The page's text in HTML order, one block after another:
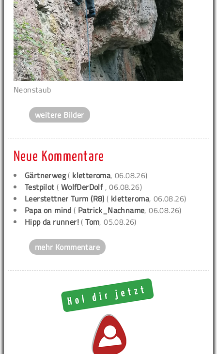
Neonstaub
weitere Bilder
Neue Kommentare
Gärtnerweg( kletteroma, 06.08.26)
Testpilot ( WolfDerDolf , 06.08.26)
Leerstettner Turm (R8) ( kletteroma, 06.08.26)
Papa on mind ( Patrick_Nachname, 06.08.26)
Hipp da runner! (Tom, 05.08.26)
mehr Kommentare